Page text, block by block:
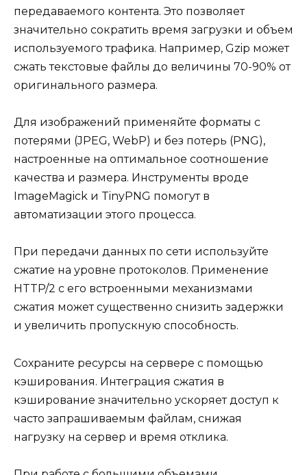
передаваемого контента. Это позволяет
значительно сократить время загрузки и объем
используемого трафика. Например, Gzip может
сжать текстовые файлы до величины 70-90% от
оригинального размера.
Для изображений применяйте форматы с
потерями (JPEG, WebP) и без потерь (PNG),
настроенные на оптимальное соотношение
качества и размера. Инструменты вроде
ImageMagick и TinyPNG помогут в
автоматизации этого процесса.
При передачи данных по сети используйте
сжатие на уровне протоколов. Применение
HTTP/2 с его встроенными механизмами
сжатия может существенно снизить задержки
и увеличить пропускную способность.
Сохраните ресурсы на сервере с помощью
кэширования. Интеграция сжатия в
кэширование значительно ускоряет доступ к
часто запрашиваемым файлам, снижая
нагрузку на сервер и время отклика.